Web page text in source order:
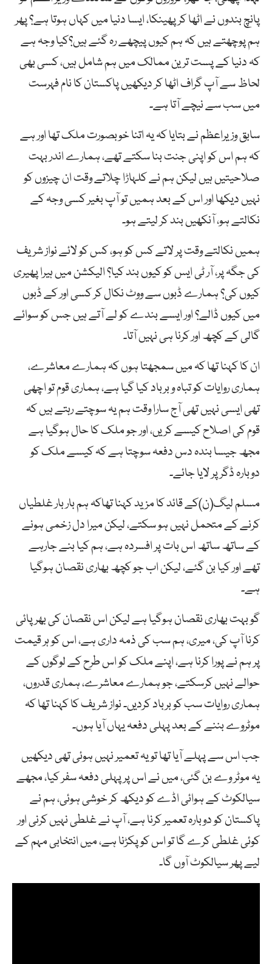
پانچ بندوں نے اٹھا کر پھینکا، ایسا دنیا میں کہاں ہوتا ہے؟ پھر
ہم پوچھتے ہیں کہ ہم کیوں پیچھے رہ گئے ہیں؟کیا وجہ ہے
کہ دنیا کے پست ترین ممالک میں ہم شامل ہیں، کسی بھی
لحاظ سے آپ گراف اٹھا کر دیکھیں پاکستان کا نام فہرست
میں سب سے نیچے آتا ہے۔
سابق وزیراعظم نے بتایا کہ یہ اتنا خوبصورت ملک تھا اور ہے
کہ ہم اس کو اپنی جنت بنا سکتے تھے، ہمارے اندر بہت
صلاحیتیں ہیں لیکن ہم نے کلہاڑا چلاتے وقت ان چیزوں کو
نہیں دیکھا اور اس کے بعد ہمیں تو آپ بغیر کسی وجہ کے
نکالتے ہو، آنکھیں بند کر لیتے ہو۔
ہمیں نکالتے وقت پر لاتے کس کو ہو، کس کو لائے نواز شریف
کی جگہ پر، آر ٹی ایس کو کیوں بند کیا؟ الیکشن میں ہیرا پھیری
کیوں کی؟ ہمارے ڈبوں سے ووٹ نکال کر کسی اور کے ڈبوں
میں کیوں ڈالے؟ اور ایسے بندے کو لے آتے ہیں جس کو سوائے
گالی کے کچھ اور کرنا ہی نہیں آتا۔
ان کا کہنا تھا کہ میں سمجھتا ہوں کہ ہمارے معاشرے،
ہماری روایات کو تباہ و برباد کیا گیا ہے، ہماری قوم تو اچھی
تھی ایسی نہیں تھی آج سارا وقت ہم یہ سوچتے رہتے ہیں کہ
قوم کی اصلاح کیسے کریں، اور جو ملک کا حال ہوگیا ہے
مجھ جیسا بندہ دس دفعہ سوچتا ہے کہ کیسے ملک کو
دوبارہ ڈگر پر لایا جائے۔
مسلم لیگ(ن)کے قائد کا مزید کہنا تھاکہ ہم بار بار غلطیاں
کرنے کے متحمل نہیں ہو سکتے، لیکن میرا دل زخمی ہونے
کے ساتھ ساتھ اس بات پر افسردہ ہے، ہم کیا بنے جارہے
تھے اور کیا بن گئے، لیکن اب جو کچھ بھاری نقصان ہوگیا
ہے۔
گو بہت بھاری نقصان ہوگیا ہے لیکن اس نقصان کی بھرپائی
کرنا آپ کی، میری، ہم سب کی ذمہ داری ہے، اس کو ہر قیمت
پر ہم نے پورا کرنا ہے، اپنے ملک کو اس طرح کے لوگوں کے
حوالے نہیں کرسکتے، جو ہمارے معاشرے، ہماری قدروں،
ہماری روایات سب کو برباد کردیں۔ نواز شریف کا کہنا تھا کہ
موٹروے بننے کے بعد پہلی دفعہ یہاں آیا ہوں۔
جب اس سے پہلے آیا تھا تو یہ تعمیر نہیں ہوئی تھی دیکھیں
یہ موٹر وے بن گئی، میں نے اس پر پہلی دفعہ سفر کیا، مجھے
سیالکوٹ کے ہوائی اڈے کو دیکھ کر خوشی ہوئی، ہم نے
پاکستان کو دوبارہ تعمیر کرنا ہے، آپ نے غلطی نہیں کرنی اور
کوئی غلطی کرے گا تو اس کو پکڑنا ہے، میں انتخابی مہم کے
لیے پھر سیالکوٹ آوں گا۔